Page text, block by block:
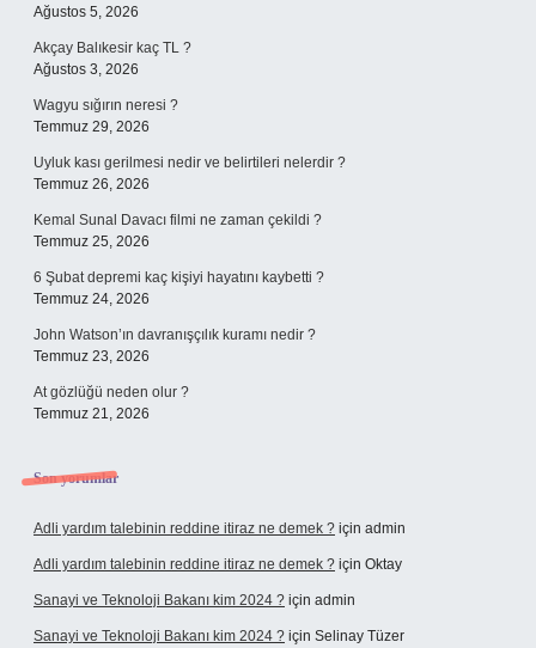
Ağustos 5, 2026
Akçay Balıkesir kaç TL ?
Ağustos 3, 2026
Wagyu sığırın neresi ?
Temmuz 29, 2026
Uyluk kası gerilmesi nedir ve belirtileri nelerdir ?
Temmuz 26, 2026
Kemal Sunal Davacı filmi ne zaman çekildi ?
Temmuz 25, 2026
6 Şubat depremi kaç kişiyi hayatını kaybetti ?
Temmuz 24, 2026
John Watson’ın davranışçılık kuramı nedir ?
Temmuz 23, 2026
At gözlüğü neden olur ?
Temmuz 21, 2026
Son yorumlar
Adli yardım talebinin reddine itiraz ne demek ? için admin
Adli yardım talebinin reddine itiraz ne demek ? için Oktay
Sanayi ve Teknoloji Bakanı kim 2024 ? için admin
Sanayi ve Teknoloji Bakanı kim 2024 ? için Selinay Tüzer